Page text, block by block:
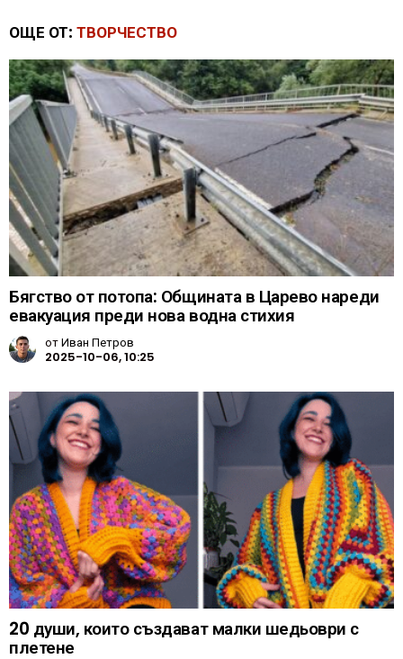
ОЩЕ ОТ: ТВОРЧЕСТВО
Бягство от потопа: Общината в Царево нареди
евакуация преди нова водна стихия
отИван Петров
2025-10-06, 10:25
20 души, които създават малки шедьоври с
плетене